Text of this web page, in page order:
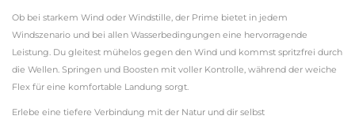
Ob bei starkem Wind oder Windstille, der Prime bietet in jedem
Windszenario und bei allen Wasserbedingungen eine hervorragende
Leistung. Du gleitest mühelos gegen den Wind und kommst spritzfrei durch
die Wellen. Springen und Boosten mit voller Kontrolle, während der weiche
Flex für eine komfortable Landung sorgt.
Erlebe eine tiefere Verbindung mit der Natur und dir selbst